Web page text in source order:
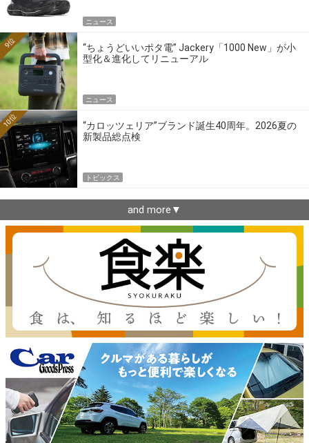
ニュース
“ちょうどいいポタ電” Jackery「1000 New」が小
型化＆進化してリニューアル
9位
ニュース
“カロッツェリア”ブランド誕生40周年。2026夏の
新製品総点検
10位
トピックス
and more▼